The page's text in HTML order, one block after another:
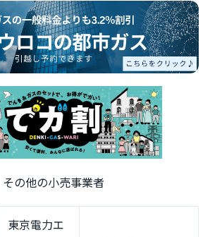
その他の小売事業者
東京電力エ